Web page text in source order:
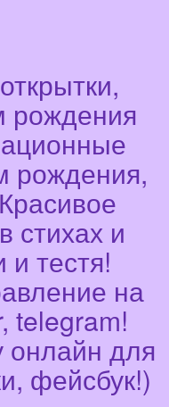
рождения
рождения,
стихах и
и тестя!
на
telegram!
онлайн для
фейсбук!)